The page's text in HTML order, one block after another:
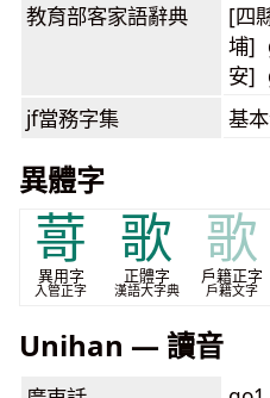
教育部客家語辭典
[四
埔]
安]
jf當務字集 基
異體字
䔅
異用字
入管正字
歌
正體字
漢語大字典
歌
戶籍正字
戶籍文字
Unihan — 讀音